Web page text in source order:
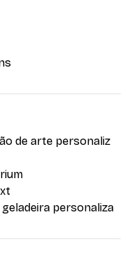
de arte personaliz
geladeira personaliza